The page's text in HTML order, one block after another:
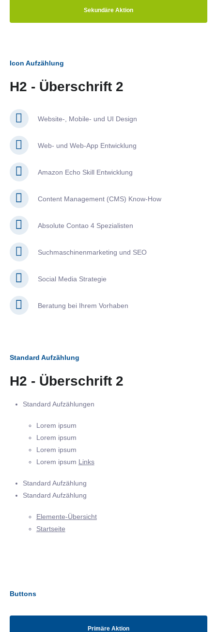
Sekundäre Aktion
Icon Aufzählung
H2 - Überschrift 2
Website-, Mobile- und UI Design
Web- und Web-App Entwicklung
Amazon Echo Skill Entwicklung
Content Management (CMS) Know-How
Absolute Contao 4 Spezialisten
Suchmaschinenmarketing und SEO
Social Media Strategie
Beratung bei Ihrem Vorhaben
Standard Aufzählung
H2 - Überschrift 2
Standard Aufzählungen
Lorem ipsum
Lorem ipsum
Lorem ipsum
Lorem ipsum Links
Standard Aufzählung
Standard Aufzählung
Elemente-Übersicht
Startseite
Buttons
Primäre Aktion